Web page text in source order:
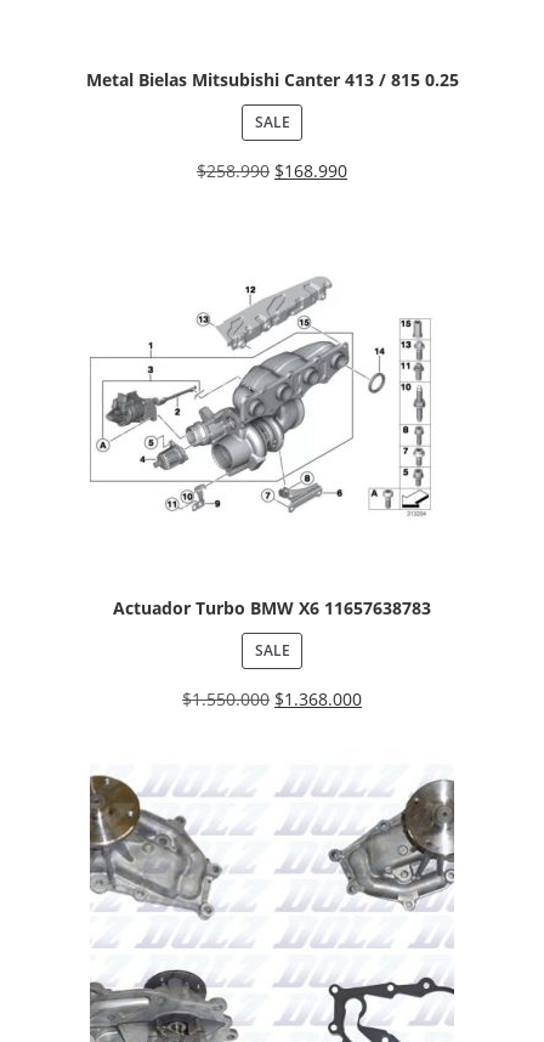
Metal Bielas Mitsubishi Canter 413 / 815 0.25
SALE
$258.990 $168.990
Actuador Turbo BMW X6 11657638783
SALE
$1.550.000 $1.368.000